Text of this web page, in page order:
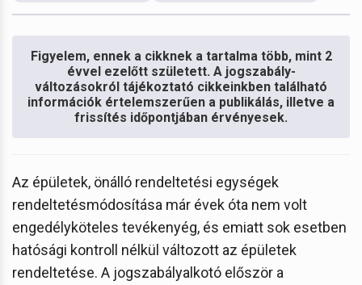
Figyelem, ennek a cikknek a tartalma több, mint 2
évvel ezelőtt született. A jogszabály-
változásokról tájékoztató cikkeinkben található
információk értelemszerűen a publikálás, illetve a
frissítés időpontjában érvényesek.
Az épületek, önálló rendeltetési egységek
rendeltetésmódosítása már évek óta nem volt
engedélyköteles tevékenyég, és emiatt sok esetben
hatósági kontroll nélkül változott az épületek
rendeltetése. A jogszabályalkotó először a